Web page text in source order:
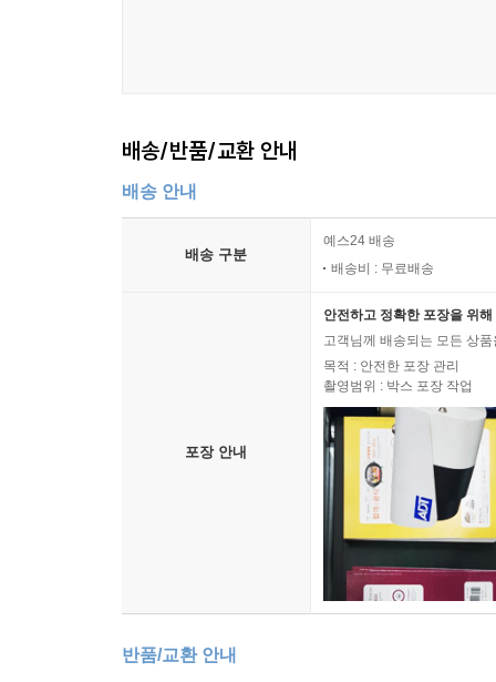
배송/반품/교환 안내
배송 안내
배송 구분
예스24 배송
배송비 : 무료배송
포장 안내
안전하고 정확한 포장을 위
고객님께 배송되는 모든 상
목적 : 안전한 포장 관리
촬영범위 : 박스 포장 작업
반품/교환 안내